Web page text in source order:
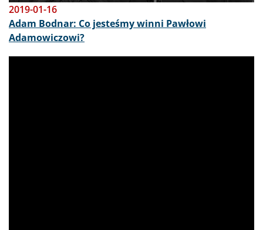
2019-01-16
Adam Bodnar: Co jesteśmy winni Pawłowi
Adamowiczowi?